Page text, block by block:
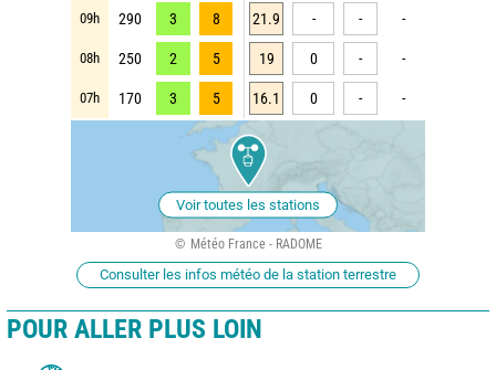
09h 290 3 8 21.9 - - -
08h 250 2 5 19 0 - -
07h 170 3 5 16.1 0 - -
Voir toutes les stations
Météo France - RADOME
Consulter les infos météo de la station terrestre
POUR ALLER PLUS LOIN